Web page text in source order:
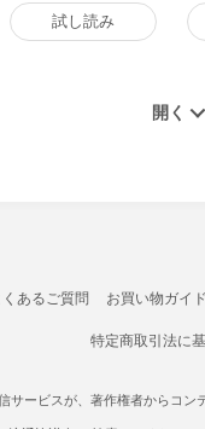
試し読み
くあるご質問 お買い物ガイド
特定商取引法に
サービスが、著作権者からコ